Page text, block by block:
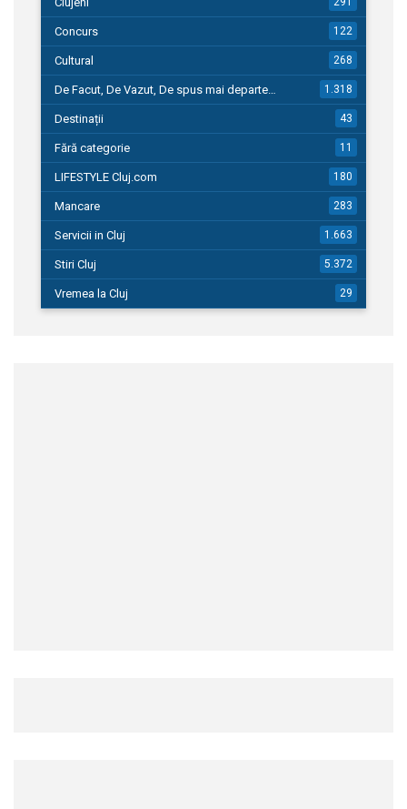
Concurs 122
Cultural 268
De Facut, De Vazut, De spus mai departe… 1.318
Destinații 43
Fără categorie 11
LIFESTYLE Cluj.com 180
Mancare 283
Servicii in Cluj 1.663
Stiri Cluj 5.372
Vremea la Cluj 29